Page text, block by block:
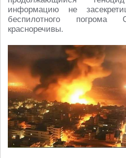
информацию не
беспилотного погрома
красноречивы.